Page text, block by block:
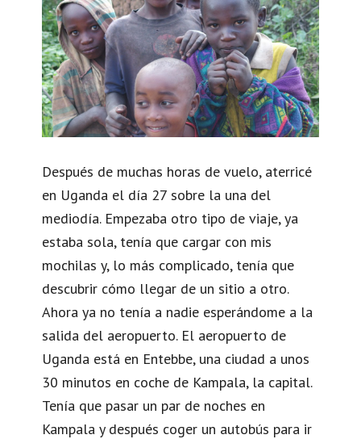
Después de muchas horas de vuelo, aterricé
en Uganda el día 27 sobre la una del
mediodía. Empezaba otro tipo de viaje, ya
estaba sola, tenía que cargar con mis
mochilas y, lo más complicado, tenía que
descubrir cómo llegar de un sitio a otro.
Ahora ya no tenía a nadie esperándome a la
salida del aeropuerto. El aeropuerto de
Uganda está en Entebbe, una ciudad a unos
30 minutos en coche de Kampala, la capital.
Tenía que pasar un par de noches en
Kampala y después coger un autobús para ir